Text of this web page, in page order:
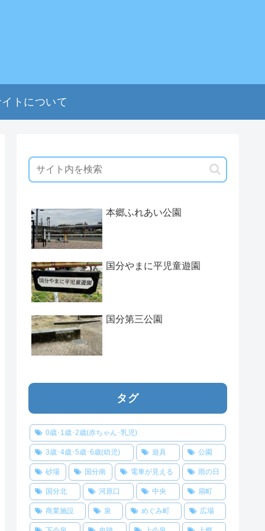
トについて
本郷ふれあい公園
国分やまに平児童遊園
国分第三公園
タグ
0歳･1歳･2歳(赤ちゃん･乳児)
3歳･4歳･5歳･6歳(幼児) 遊具 公園
砂場 国分南 電車が見える 雨の日
国分北 河原口 中央 扇町
商業施設 泉 めぐみ町 広場